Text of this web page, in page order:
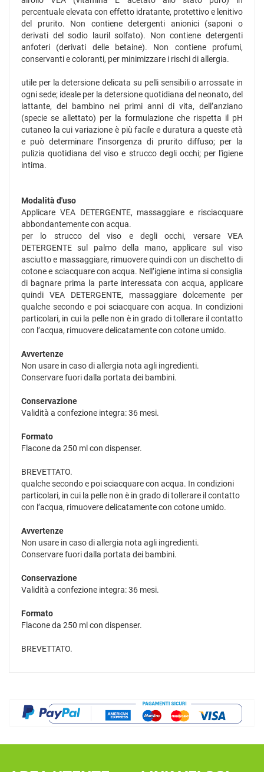
percentuale elevata con effetto idratante, protettivo e lenitivo
del prurito. Non contiene detergenti anionici (saponi o
derivati del sodio lauril solfato). Non contiene detergenti
anfoteri (derivati delle betaine). Non contiene profumi,
conservanti e coloranti, per minimizzare i rischi di allergia.
utile per la detersione delicata su pelli sensibili o arrossate in
ogni sede; ideale per la detersione quotidiana del neonato, del
lattante, del bambino nei primi anni di vita, dell’anziano
(specie se allettato) per la formulazione che rispetta il pH
cutaneo la cui variazione è più facile e duratura a queste età
e può determinare l’insorgenza di prurito diffuso; per la
pulizia quotidiana del viso e strucco degli occhi; per l'igiene
intima.
Modalità d'uso
Applicare VEA DETERGENTE, massaggiare e risciacquare
abbondantemente con acqua.
per lo strucco del viso e degli occhi, versare VEA
DETERGENTE sul palmo della mano, applicare sul viso
asciutto e massaggiare, rimuovere quindi con un dischetto di
cotone e sciacquare con acqua. Nell’igiene intima si consiglia
di bagnare prima la parte interessata con acqua, applicare
quindi VEA DETERGENTE, massaggiare dolcemente per
qualche secondo e poi sciacquare con acqua. In condizioni
particolari, in cui la pelle non è in grado di tollerare il contatto
con l’acqua, rimuovere delicatamente con cotone umido.
Avvertenze
Non usare in caso di allergia nota agli ingredienti.
Conservare fuori dalla portata dei bambini.
Conservazione
Validità a confezione integra: 36 mesi.
Formato
Flacone da 250 ml con dispenser.
BREVETTATO.
qualche secondo e poi sciacquare con acqua. In condizioni
particolari, in cui la pelle non è in grado di tollerare il contatto
con l’acqua, rimuovere delicatamente con cotone umido.
Avvertenze
Non usare in caso di allergia nota agli ingredienti.
Conservare fuori dalla portata dei bambini.
Conservazione
Validità a confezione integra: 36 mesi.
Formato
Flacone da 250 ml con dispenser.
BREVETTATO.